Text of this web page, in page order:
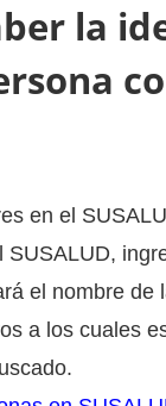
la
en el
SUSALUD,
el nombre de
a los cuales